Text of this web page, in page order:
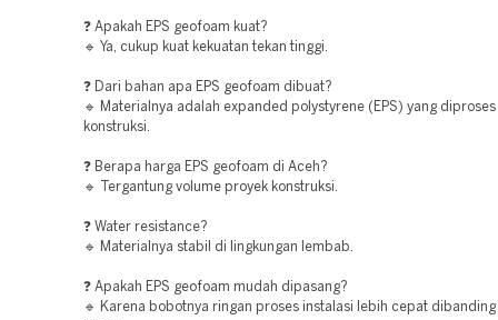
❓ Apakah EPS geofoam kuat?
🔹 Ya, cukup kuat kekuatan tekan tinggi.
❓ Dari bahan apa EPS geofoam dibuat?
🔹 Materialnya adalah expanded polystyrene (EPS) yang diproses
konstruksi.
❓ Berapa harga EPS geofoam di Aceh?
🔹 Tergantung volume proyek konstruksi.
❓ Water resistance?
🔹 Materialnya stabil di lingkungan lembab.
❓ Apakah EPS geofoam mudah dipasang?
🔹 Karena bobotnya ringan proses instalasi lebih cepat